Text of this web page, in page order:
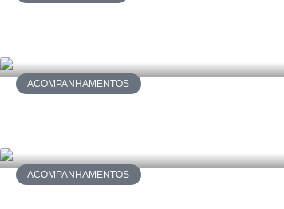
ACOMPANHAMENTOS
ACOMPANHAMENTOS